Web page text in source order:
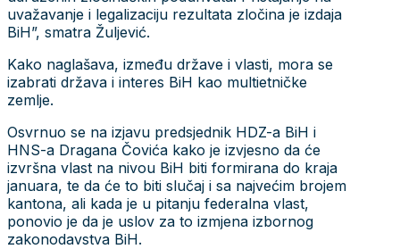
uvažavanje i legalizaciju rezultata zločina je izdaja
BiH”, smatra Žuljević.
Kako naglašava, između države i vlasti, mora se
izabrati država i interes BiH kao multietničke
zemlje.
Osvrnuo se na izjavu predsjednik HDZ-a BiH i
HNS-a Dragana Čovića kako je izvjesno da će
izvršna vlast na nivou BiH biti formirana do kraja
januara, te da će to biti slučaj i sa najvećim brojem
kantona, ali kada je u pitanju federalna vlast,
ponovio je da je uslov za to izmjena izbornog
zakonodavstva BiH.